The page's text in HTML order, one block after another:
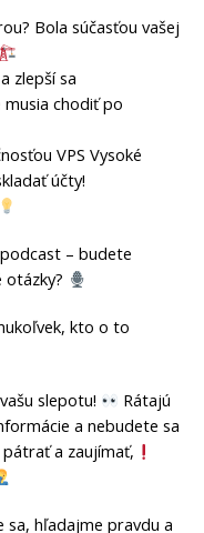
Bola súčasťou vašej
zlepší sa
chodiť po
VPS Vysoké
účty!
– budete
kto o to
slepotu!
Rátajú
a nebudete sa
a zaujímať,
sa, hľadajme pravdu a